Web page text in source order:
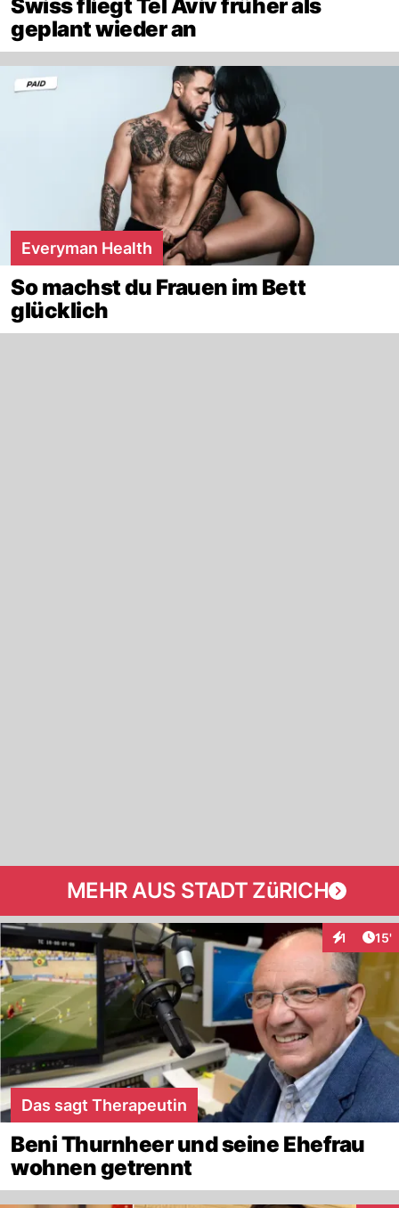
Swiss fliegt Tel Aviv früher als
geplant wieder an
Everyman Health
So machst du Frauen im Bett
glücklich
MEHR AUS STADT ZüRICH
1 15'
Das sagt Therapeutin
Beni Thurnheer und seine Ehefrau
wohnen getrennt